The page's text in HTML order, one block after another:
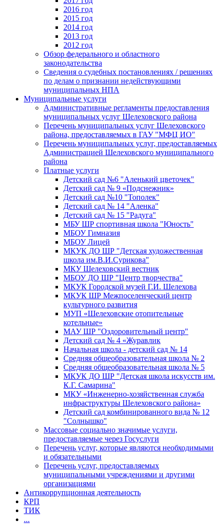
2016 год
2015 год
2014 год
2013 год
2012 год
Обзор федерального и областного
законодательства
Сведения о судебных постановлениях / решениях
по делам о признании недействующими
муниципальных НПА
Муниципальные услуги
Административные регламенты предоставления
муниципальных услуг Шелеховского района
Перечень муниципальных услуг Шелеховского
района, предоставляемых в ГАУ "МФЦ ИО"
Перечень муниципальных услуг, предоставляемых
Администрацией Шелеховского муниципального
района
Платные услуги
Детский сад №6 "Аленький цветочек"
Детский сад № 9 «Подснежник»
Детский сад №10 "Тополек"
Детский сад № 14 "Аленка"
Детский сад № 15 "Радуга"
МБУ ШР спортивная школа "Юность"
МБОУ Гимназия
МБОУ Лицей
МКУК ДО ШР "Детская художественная
школа им.В.И.Сурикова"
МКУ Шелеховский вестник
МБОУ ДО ШР "Центр творчества"
МКУК Городской музей Г.И. Шелехова
МКУК ШР Межпоселенческий центр
культурного развития
МУП «Шелеховские отопительные
котельные»
МАУ ШР "Оздоровительный центр"
Детский сад № 4 «Журавлик
Начальная школа - детский сад № 14
Средняя общеобразовательная школа № 2
Средняя общеобразовательная школа № 5
МКУК ДО ШР "Детская школа искусств им.
К.Г. Самарина"
МКУ «Инженерно-хозяйственная служба
инфраструктуры Шелеховского района»
Детский сад комбинированного вида № 12
"Солнышко"
Массовые социально значимые услуги,
предоставляемые через Госуслуги
Перечень услуг, которые являются необходимыми
и обязательными
Перечень услуг, предоставляемых
муниципальными учреждениями и другими
организациями
Антикоррупционная деятельность
КРП
ТИК
...